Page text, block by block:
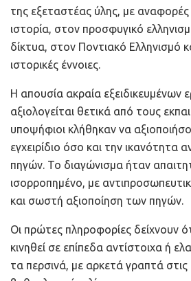
της εξεταστέας ύλης, με αναφορές
ιστορία, στον προσφυγικό
δίκτυα, στον Ποντιακό Ελληνισμό
ιστορικές έννοιες.
Η απουσία ακραία
αξιολογείται θετικά από τους
υποψήφιοι κλήθηκαν να
εγχειρίδιο όσο και την ικανότητα
πηγών. Το διαγώνισμα ήταν
ισορροπημένο, με
και σωστή αξιοποίηση των πηγών.
Οι πρώτες πληροφορίες δείχνουν
κινηθεί σε επίπεδα αντίστοιχα ή
τα περσινά, με αρκετά γραπτά